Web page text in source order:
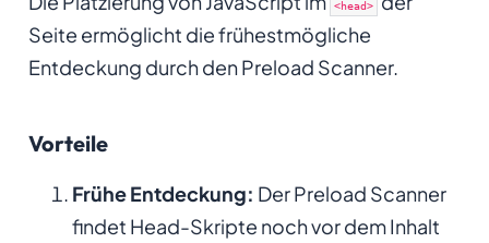
<head>
Seite ermöglicht die frühestmögliche
Entdeckung durch den Preload Scanner.
Vorteile
Frühe Entdeckung: Der Preload Scanner
findet Head-Skripte noch vor dem Inhalt